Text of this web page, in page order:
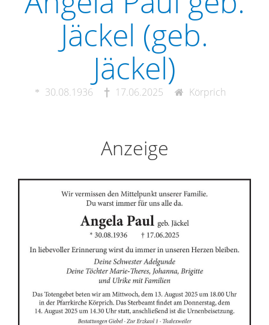
Jäckel (geb.
Jäckel)
30.08.1936 17.06.2025 Körprich
Anzeige